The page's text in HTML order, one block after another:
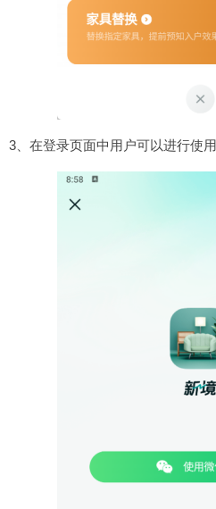
3、在登录页面中用户可以进行使用